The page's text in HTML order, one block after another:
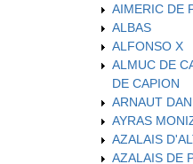
AIMERIC DE
ALBAS
ALFONSO X
ALMUC DE
DE CAPION
ARNAUT
AYRAS
AZALAIS
AZALAIS DE